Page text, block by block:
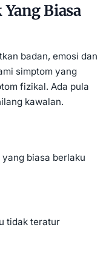
Biasa
badan, emosi dan
simptom yang
fizikal. Ada pula
kawalan.
biasa berlaku
tidak teratur